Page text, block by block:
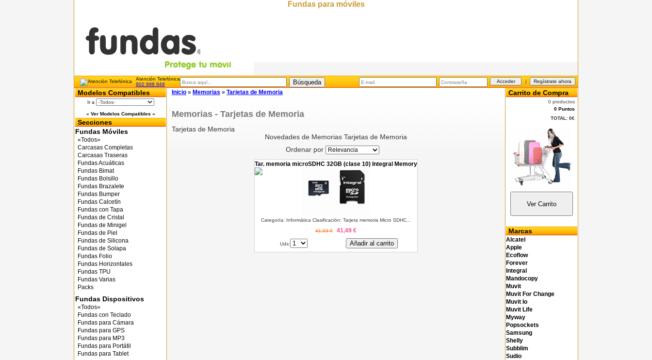
Fundas para móviles
Atención Telefónica
902 998 948
|
Modelos Compatibles
Ir a
« Ver Modelos Compatibles »
Secciones
Fundas Móviles
«Todos»
Carcasas Completas
Carcasas Traseras
Fundas Acuáticas
Fundas Bimat
Fundas Bolsillo
Fundas Brazalete
Fundas Bumper
Fundas Calcetín
Fundas con Tapa
Fundas de Cristal
Fundas de Minigel
Fundas de Piel
Fundas de Silicona
Fundas de Solapa
Fundas Folio
Fundas Horizontales
Fundas TPU
Fundas Varias
Packs
Fundas Dispositivos
«Todos»
Fundas con Teclado
Fundas para Cámara
Fundas para GPS
Fundas para MP3
Fundas para Portátil
Fundas para Tablet
Inicio » Memorias » Tarjetas de Memoria
Memorias - Tarjetas de Memoria
Tarjetas de Memoria
Novedades de Memorias Tarjetas de Memoria
Ordenar por
Tar. memoria microSDHC 32GB (clase 10) Integral Memory
Categoría: Informática Clasificación: Tarjeta memoria Micro SDHC...
41,93 €
41,49 €
Uds: Añadir al carrito
Carrito de Compra
0 productos
0 Puntos
TOTAL: 0€
Marcas
Alcatel
Apple
Ecoflow
Forever
Integral
Mandocopy
Muvit
Muvit For Change
Muvit Io
Muvit Life
Myway
Popsockets
Samsung
Shelly
Subblim
Sudio